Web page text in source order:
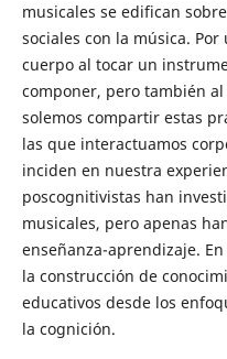
musicales se edifican
sociales con la música.
cuerpo al tocar un
componer, pero también
solemos compartir estas
las que interactuamos
inciden en nuestra
poscognitivistas han
musicales, pero apenas
enseñanza-aprendizaje.
la construcción de
educativos desde los
la cognición.